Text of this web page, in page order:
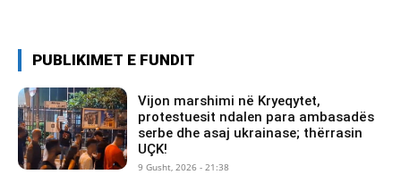
PUBLIKIMET E FUNDIT
Vijon marshimi në Kryeqytet,
protestuesit ndalen para ambasadës
serbe dhe asaj ukrainase; thërrasin
UÇK!
9 Gusht, 2026 - 21:38